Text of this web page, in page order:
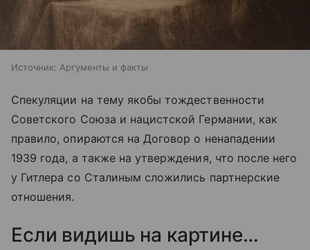
Источник: Аргументы и факты
Спекуляции на тему якобы тождественности
Советского Союза и нацистской Германии, как
правило, опираются на Договор о ненападении
1939 года, а также на утверждения, что после него
у Гитлера со Сталиным сложились партнерские
отношения.
Если видишь на картине…